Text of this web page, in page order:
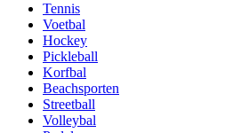
Tennis
Voetbal
Hockey
Pickleball
Korfbal
Beachsporten
Streetball
Volleybal